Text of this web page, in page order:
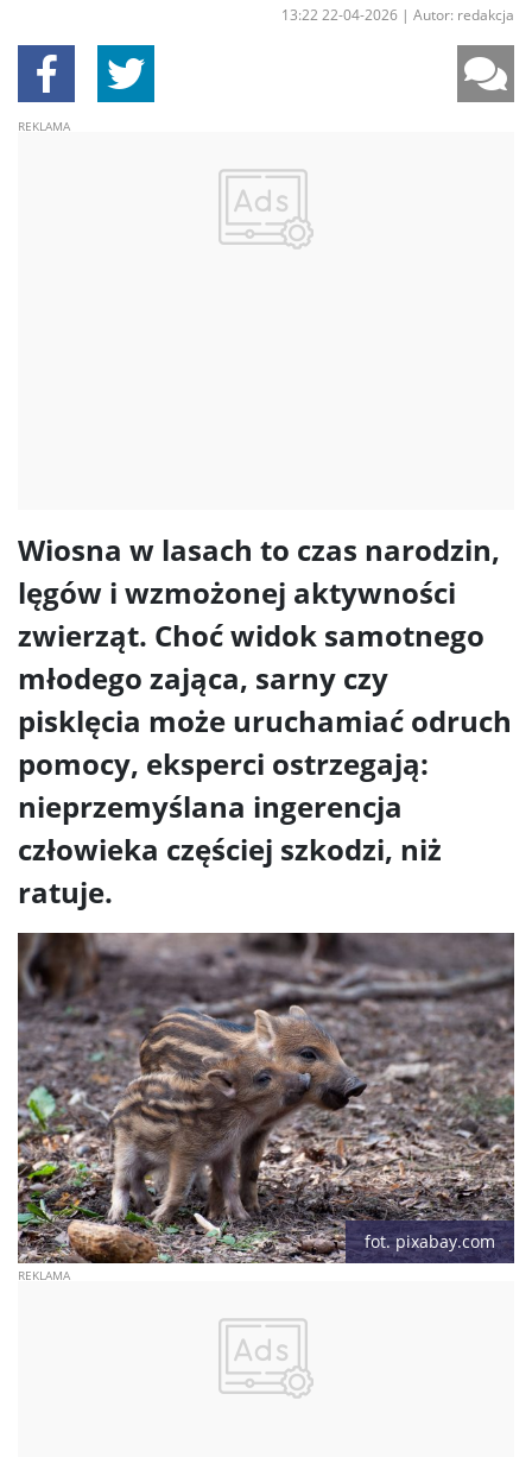
13:22 22-04-2026 | Autor: redakcja
Wiosna w lasach to czas narodzin,
lęgów i wzmożonej aktywności
zwierząt. Choć widok samotnego
młodego zająca, sarny czy
pisklęcia może uruchamiać odruch
pomocy, eksperci ostrzegają:
nieprzemyślana ingerencja
człowieka częściej szkodzi, niż
ratuje.
fot. pixabay.com